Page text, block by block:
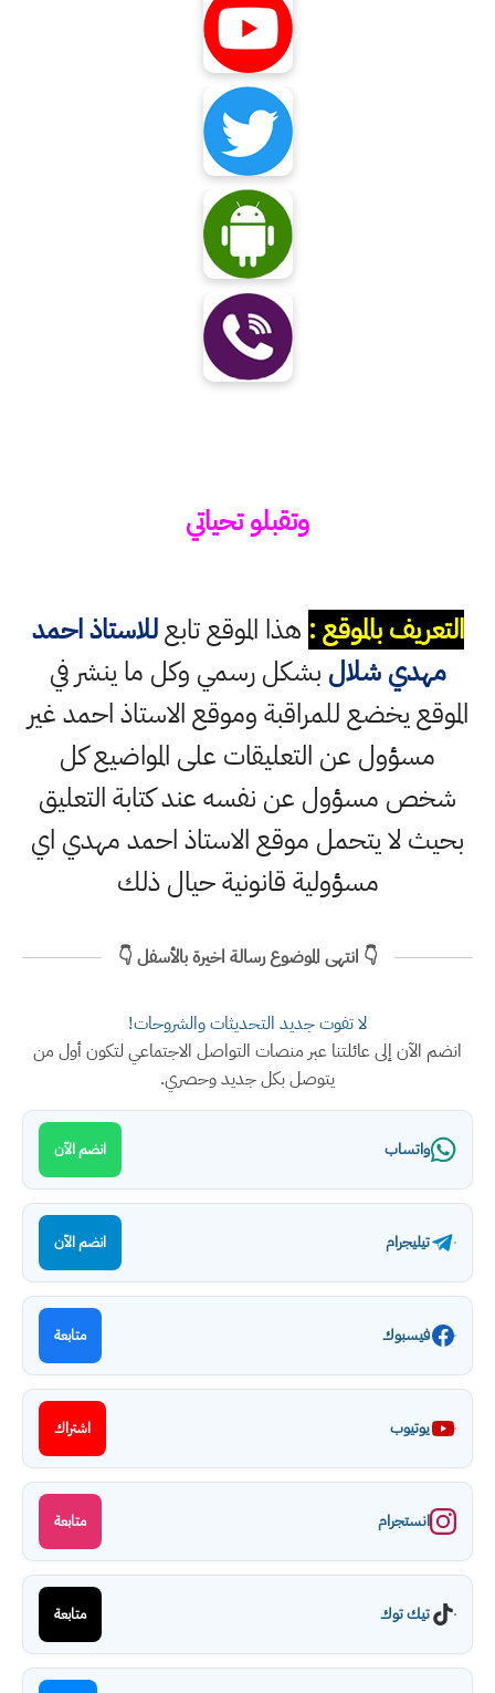
وتقبلو تحياتي
التعريف بالموقع : هذا الموقع تابعللاستاذ احمد
مهدي شلال بشكل رسمي وكل ما ينشر في
الموقع يخضع للمراقبة وموقع الاستاذ احمد غير
مسؤول عن التعليقات على المواضيع كل
شخص مسؤول عن نفسه عند كتابة التعليق
بحيث لا يتحمل موقع الاستاذ احمد مهدي اي
مسؤولية قانونية حيال ذلك
👇 انتهى الموضوع رسالة اخيرة بالأسفل 👇
لا تفوت جديد التحديثات والشروحات!
انضم الآن إلى عائلتنا عبر منصات التواصل الاجتماعي لتكون أول من
يتوصل بكل جديد وحصري.
واتساب انضم الآن
تيليجرام انضم الآن
فيسبوك متابعة
يوتيوب اشتراك
انستجرام متابعة
تيك توك متابعة